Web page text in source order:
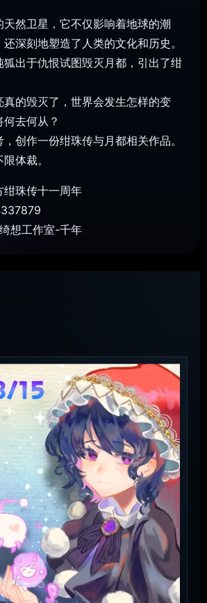
天然卫星，它不仅影响着地球的潮
深刻地塑造了人类的文化和历史。
出于仇恨试图毁灭月都，引出了绀
的毁灭了，世界会发生怎样的变
去何从？
创作一份绀珠传与月都相关作品。
体裁。
绀珠传十一周年
想工作室-千年